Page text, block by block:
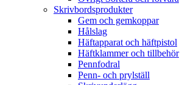
Skrivbordsprodukter
Gem och gemkoppar
Hålslag
Häftapparat och häftpistol
Häftklammer och tillbehör
Pennfodral
Penn- och prylställ